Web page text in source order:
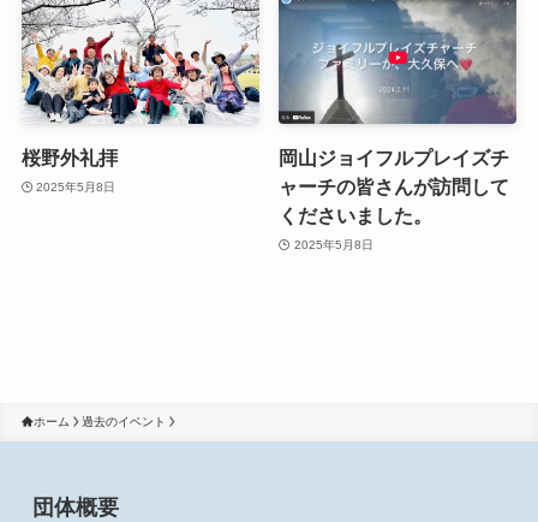
桜野外礼拝
2025年5月8日
岡山ジョイフルプレイズチ
ャーチの皆さんが訪問して
くださいました。
2025年5月8日
ホーム 過去のイベント
団体概要